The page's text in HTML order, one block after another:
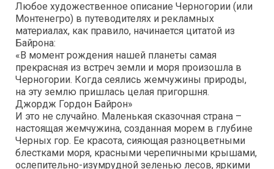
Любое художественное описание Черногории (или
Монтенегро) в путеводителях и рекламных
материалах, как правило, начинается цитатой из
Байрона:
«В момент рождения нашей планеты самая
прекрасная из встреч земли и моря произошла в
Черногории. Когда сеялись жемчужины природы,
на эту землю пришлась целая пригоршня.
Джордж Гордон Байрон»
И это не случайно. Маленькая сказочная страна –
настоящая жемчужина, созданная морем в глубине
Черных гор. Ее красота, сияющая разноцветными
блестками моря, красными черепичными крышами,
ослепительно-изумрудной зеленью лесов, яркими